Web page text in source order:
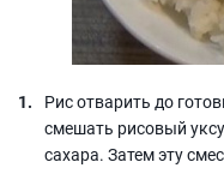
Рис отварить до
смешать рисовый
сахара. Затем эту